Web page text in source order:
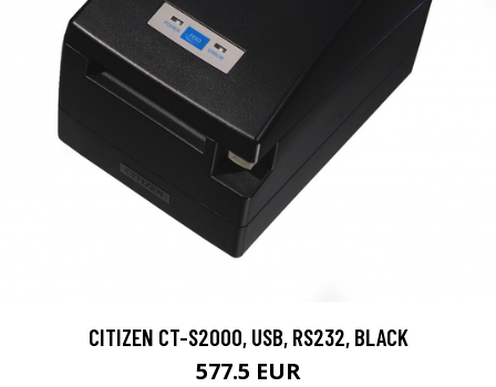
CITIZEN CT-S2000, USB, RS232, BLACK
577.5 EUR